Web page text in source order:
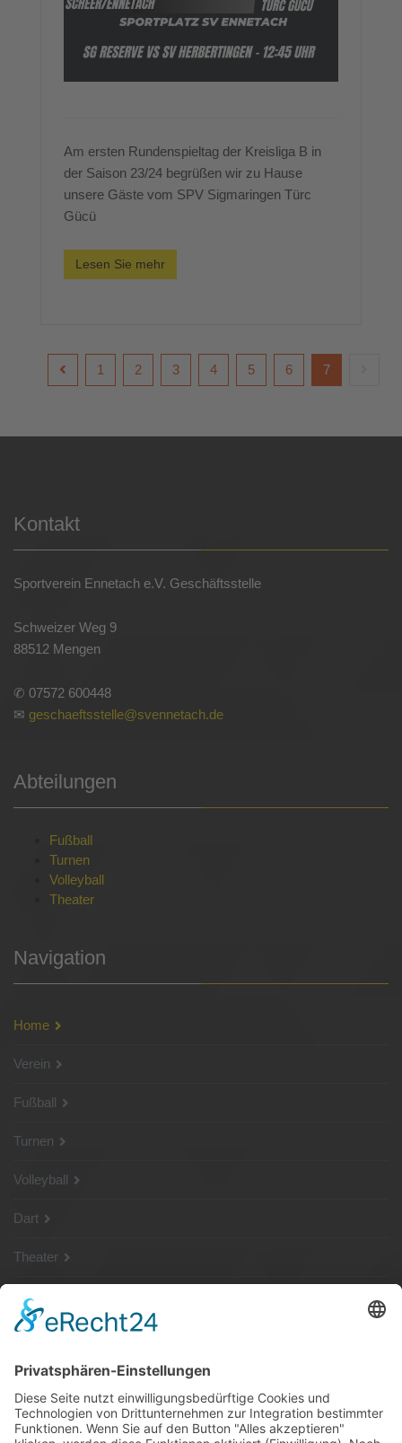
Am ersten Rundenspieltag der Kreisliga B in
der Saison 23/24 begrüßen wir zu Hause
unsere Gäste vom SPV Sigmaringen Türc
Gücü
Lesen Sie mehr
1 2 3 4 5 6 7
Kontakt
Sportverein Ennetach e.V. Geschäftsstelle
Schweizer Weg 9
88512 Mengen
✆ 07572 600448
✉ geschaeftsstelle@svennetach.de
Abteilungen
Fußball
Turnen
Volleyball
Theater
Navigation
Home
Verein
Fußball
Turnen
Volleyball
Dart
Theater
SG Shop
Sponsoren
Kontakt
Social Media